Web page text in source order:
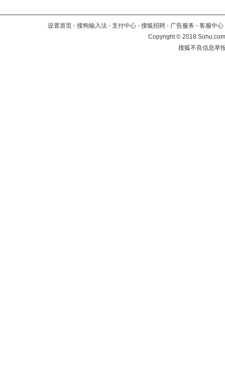
设置首页 - 搜狗输入法 - 支付中心 - 搜狐招聘 - 广告服务 - 客服中心
Copyright©2018
搜狐不良信息举